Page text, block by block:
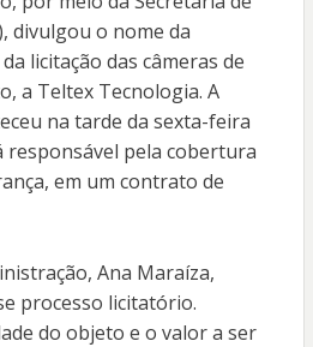
divulgou o nome da
licitação das câmeras de
a Teltex Tecnologia. A
na tarde da sexta-feira
responsável pela cobertura
em um contrato de
Ana Maraíza,
processo licitatório.
do objeto e o valor a ser